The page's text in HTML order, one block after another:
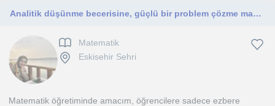
Analitik düşünme becerisine, güçlü bir problem çözme mantığına ve yüksek işlem takibine sahip dinamik bir matematik eğitmeniyim.
Matematik
Eskisehir Sehri
Matematik öğretiminde amacım, öğrencilere sadece ezbere